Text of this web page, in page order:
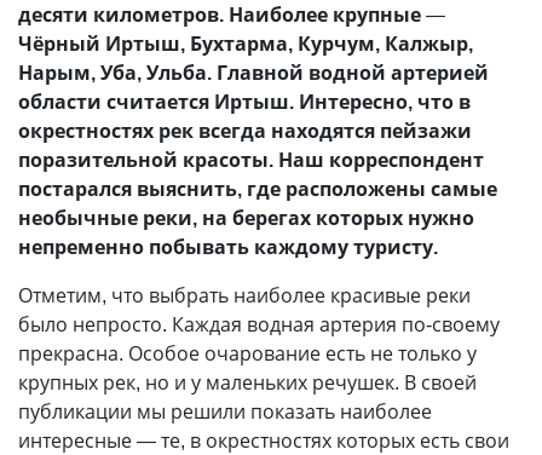
десяти километров. Наиболее крупные—
Чёрный Иртыш, Бухтарма, Курчум, Калжыр,
Нарым, Уба, Ульба. Главной водной артерией
области считается Иртыш. Интересно, что в
окрестностях рек всегда находятся пейзажи
поразительной красоты. Наш корреспондент
постарался выяснить, где расположены самые
необычные реки, на берегах которых нужно
непременно побывать каждому туристу.
Отметим, что выбрать наиболее красивые реки
было непросто. Каждая водная артерия по-своему
прекрасна. Особое очарование есть не только у
крупных рек, но и у маленьких речушек. В своей
публикации мы решили показать наиболее
интересные — те, в окрестностях которых есть свои